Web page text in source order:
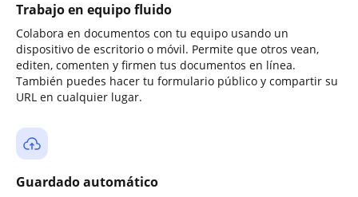
Trabajo en equipo fluido
Colabora en documentos con tu equipo usando un
dispositivo de escritorio o móvil. Permite que otros vean,
editen, comenten y firmen tus documentos en línea.
También puedes hacer tu formulario público y compartir su
URL en cualquier lugar.
Guardado automático